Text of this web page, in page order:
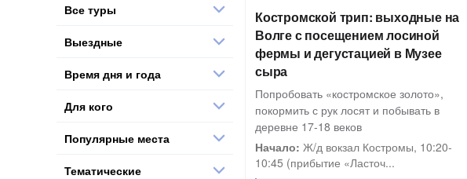
Костромской трип: выходные на
Волге с посещением лосиной
фермы и дегустацией в Музее
сыра
Попробовать «костромское золото»,
покормить с рук лосят и побывать в
деревне 17-18 веков
Начало: Ж/д вокзал Костромы, 10:20-
10:45 (прибытие «Ласточ...
Все туры
Выездные
Время дня и года
Для кого
Популярные места
Тематические